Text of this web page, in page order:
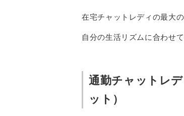
在宅チャットレディの最大
自分の生活リズムに合わせ
通勤チャットレ
ット）